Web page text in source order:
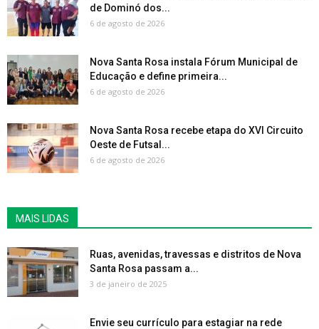
de Dominó dos...
6 de agosto de 2026
Nova Santa Rosa instala Fórum Municipal de
Educação e define primeira...
6 de agosto de 2026
Nova Santa Rosa recebe etapa do XVI Circuito
Oeste de Futsal...
6 de agosto de 2026
MAIS LIDAS
Ruas, avenidas, travessas e distritos de Nova
Santa Rosa passam a...
3 de janeiro de 2025
Envie seu currículo para estagiar na rede